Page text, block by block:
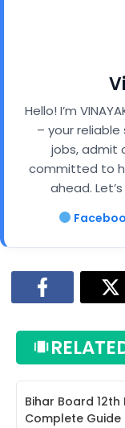
Hello! I’m
– your
jobs, admit
committed to
ahead.
Bihar Board
Complete Guide